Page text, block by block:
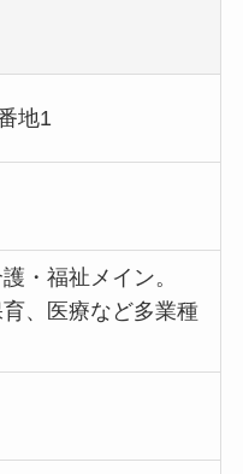
地1
・福祉メイン。
、医療など多業種